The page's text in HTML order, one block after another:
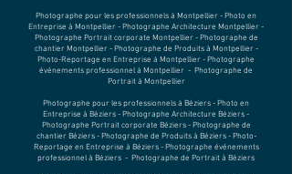
Photographe pour les professionnels à Montpellier -Photo en
Entreprise à Montpellier - Photographe Architecture Montpellier -
Photographe Portrait corporate Montpellier - Photographe de
chantier Montpellier - Photographe de Produits à Montpellier -
Photo-Reportage en Entreprise à Montpellier - Photographe
événements professionnel à Montpellier - Photographe de
Portrait à Montpellier
Photographe pour les professionnels à Béziers - Photo en
Entreprise à Béziers - Photographe Architecture Béziers -
Photographe Portrait corporate Béziers - Photographe de
chantier Béziers - Photographe de Produits à Béziers - Photo-
Reportage en Entreprise à Béziers - Photographe événements
professionnel à Béziers - Photographe de Portrait à Béziers